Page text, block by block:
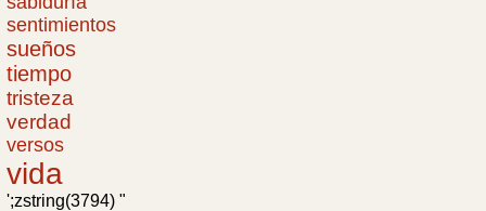
sentimientos
sueños
tiempo
tristeza
verdad
versos
vida
';zstring(3794) "